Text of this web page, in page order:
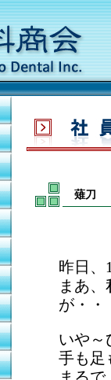
薙刀
昨日、
まあ
が・・
いや～
手も足